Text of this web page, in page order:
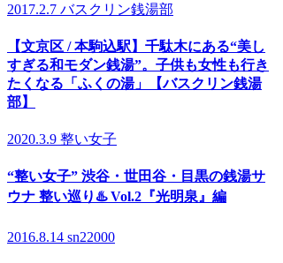
2017.2.7 バスクリン銭湯部
【文京区 / 本駒込駅】千駄木にある“美し
すぎる和モダン銭湯”。子供も女性も行き
たくなる「ふくの湯」【バスクリン銭湯
部】
2020.3.9 整い女子
“整い女子” 渋谷・世田谷・目黒の銭湯サ
ウナ 整い巡り♨️ Vol.2『光明泉』編
2016.8.14 sn22000